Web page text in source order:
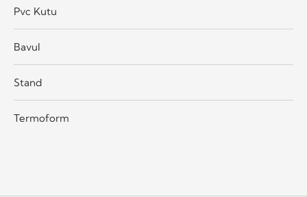
Pvc Kutu
Bavul
Stand
Termoform